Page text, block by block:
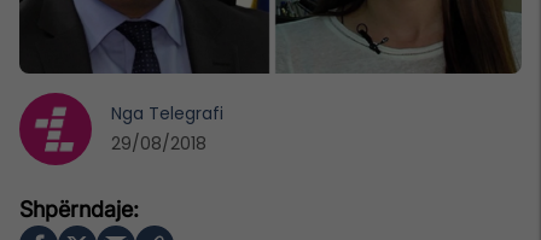
Nga Telegrafi
29/08/2018